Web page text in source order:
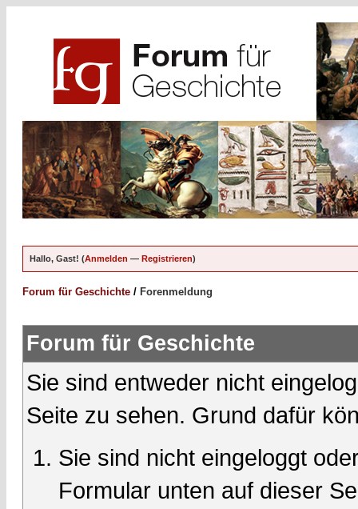
Hallo, Gast! (Anmelden — Registrieren)
Forum für Geschichte / Forenmeldung
Forum für Geschichte
Sie sind entweder nicht
Seite zu sehen. Grund dafür
Sie sind nicht eingeloggt
Formular unten auf dieser